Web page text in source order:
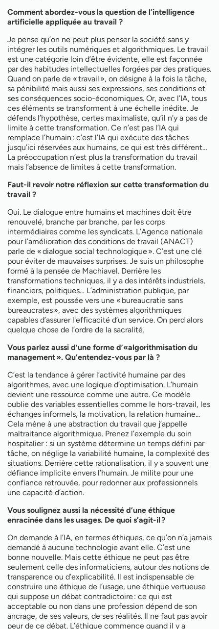
Comment abordez-vous la question de l’intelligence
artificielle appliquée au travail ?
Je pense qu’on ne peut plus penser la société sans y
intégrer les outils numériques et algorithmiques. Le travail
est une catégorie loin d’être évidente, elle est façonnée
par des habitudes intellectuelles forgées par des pratiques.
Quand on parle de « travail », on désigne à la fois la tâche,
sa pénibilité mais aussi ses expressions, ses conditions et
ses conséquences socio-économiques. Or, avec l’IA, tous
ces éléments se transforment à une échelle inédite. Je
défends l’hypothèse, certes maximaliste, qu’il n’y a pas de
limite à cette transformation. Ce n’est pas l’IA qui
remplace l’humain : c’est l’IA qui exécute des tâches
jusqu’ici réservées aux humains, ce qui est très différent…
La préoccupation n’est plus la transformation du travail
mais l’absence de limites à cette transformation.
Faut-il revoir notre réflexion sur cette transformation du
travail ?
Oui. Le dialogue entre humains et machines doit être
renouvelé, branche par branche, par les corps
intermédiaires comme les syndicats. L’Agence nationale
pour l’amélioration des conditions de travail (ANACT)
parle de « dialogue social technologique ». C’est une clé
pour éviter de mauvaises surprises. Je suis un philosophe
formé à la pensée de Machiavel. Derrière les
transformations techniques, il y a des intérêts industriels,
financiers, politiques… L’administration publique, par
exemple, est poussée vers une « bureaucratie sans
bureaucrates », avec des systèmes algorithmiques
capables d’assurer l'efficacité d’un service. On perd alors
quelque chose de l’ordre de la sacralité.
Vous parlez aussi d’une forme d’«algorithmisation du
management ». Qu’entendez-vous par là ?
C’est la tendance à gérer l’activité humaine par des
algorithmes, avec une logique d’optimisation. L’humain
devient une ressource comme une autre. Ce modèle
oublie des variables essentielles comme le hors-travail, les
échanges informels, la motivation, la relation humaine...
Cela mène à une abstraction du travail que j’appelle
maltraitance algorithmique. Prenez l’exemple du soin
hospitalier : si un système détermine un temps défini par
tâche, on néglige la variabilité humaine, la complexité des
situations. Derrière cette rationalisation, il y a souvent une
défiance implicite envers l’humain. Je milite pour une
confiance retrouvée, pour redonner aux professionnels
une capacité d’action.
Vous soulignez aussi la nécessité d’une éthique
enracinée dans les usages. De quoi s’agit-il ?
On demande à l’IA, en termes éthiques, ce qu’on n’a jamais
demandé à aucune technologie avant elle. C’est une
bonne nouvelle. Mais cette éthique ne peut pas être
seulement celle des informaticiens, autour des notions de
transparence ou d’explicabilité. Il est indispensable de
construire une éthique de l’usage, une éthique vertueuse
qui suppose un débat contradictoire : ce qui est
acceptable ou non dans une profession dépend de son
ancrage, de ses valeurs, de ses réalités. Il ne faut pas avoir
peur de ce débat. L’éthique commence quand il y a